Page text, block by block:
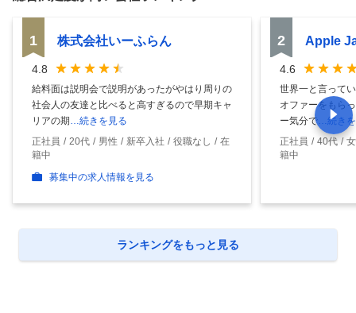
1 株式会社いーふらん
4.8
給料面は説明会で説明があったがやはり周りの
社会人の友達と比べると高すぎるので早期キャ
リアの期…続きを見る
正社員
20代 男性 新卒入社 役職なし
在
籍中
募集中の求人情報を見る
2 Apple
4.6
世界一と言って
オファーをもら
ー気分で…続き
正社員
40代
籍中
ランキングをもっと見る